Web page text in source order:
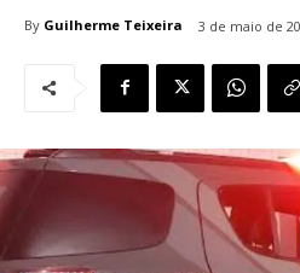
By Guilherme Teixeira 3 de maio de